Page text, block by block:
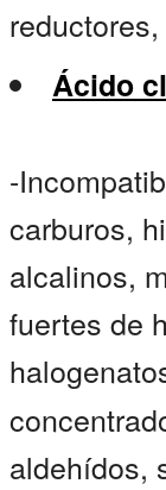
Ácido
-
carburos,
alcalinos,
fuertes de
aldehídos,